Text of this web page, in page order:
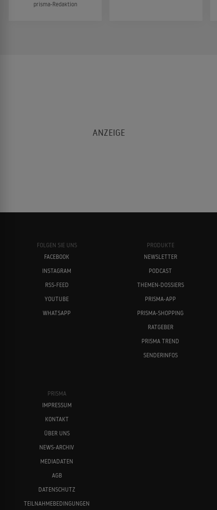
prisma-Redaktion
FOLGEN SIE UNS
FACEBOOK
INSTAGRAM
RSS-FEED
YOUTUBE
WHATSAPP
PRODUKTE
NEWSLETTER
PODCAST
THEMEN-DOSSIERS
PRISMA-APP
PRISMA-SHOPPING
RATGEBER
PRISMA TREND
SENDERINFOS
PRISMA
IMPRESSUM
KONTAKT
ÜBER UNS
NEWS-ARCHIV
MEDIADATEN
AGB
DATENSCHUTZ
TEILNAHMEBEDINGUNGEN